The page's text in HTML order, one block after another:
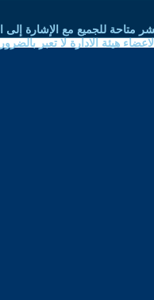
متاحة للجميع مع الإشارة إلى
هيئة الادارة لا تعبر